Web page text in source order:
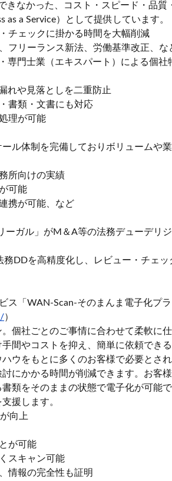
きなかった、コスト・スピード・品質
as a Service）として提供しています。
チェックに掛かる時間を大幅削減
フリーランス新法、労働基準改正、な
専門士業（エキスパート）による個社
れや見落としを二重防止
書類・文書にも対応
理が可能
ル体制を完備しておりボリュームや
所向けの実績
可能
携が可能、など
ーガル」がM＆A等の法務デューデリ
DDを高精度化し、レビュー・チェ
ス「WAN-Scan-そのまんま電子化プ
）
個社ごとのご事情に合わせて柔軟に
間やコストを抑え、簡単に依頼でき
ウをもとに多くのお客様で必要とさ
にかかる時間が削減できます。お客
類をそのままの状態で電子化が可能
援します。
向上
が可能
スキャン可能
情報の完全性も証明